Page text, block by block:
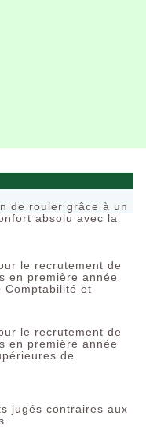
de rouler grâce à un
absolu avec la
le recrutement de
en première année
Comptabilité et
le recrutement de
en première année
de
jugés contraires aux